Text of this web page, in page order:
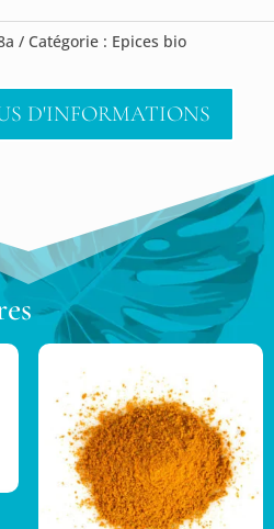
Catégorie : Epices bio
D'INFORMATIONS